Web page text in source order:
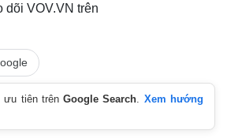
dõi VOV.VN trên
ưu tiên trênGoogle Search
Xem hướng